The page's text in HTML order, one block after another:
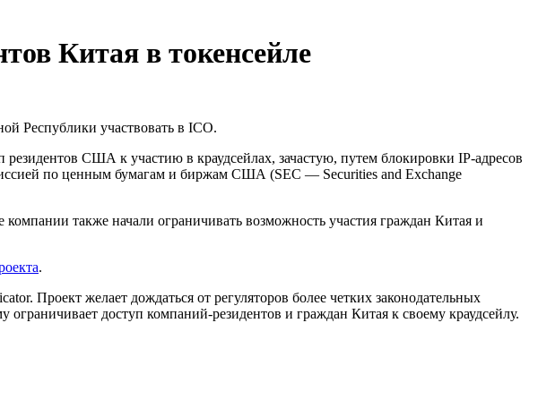
Китая в токенсейле
Республики участвовать в ICO.
США к участию в краудсейлах, зачастую, путем блокировки ІР-адресов
по ценным бумагам и биржам США (SEC — Securities and Exchange
также начали ограничивать возможность участия граждан Китая и
.
Проект желает дождаться от регуляторов более четких законодательных
доступ компаний-резидентов и граждан Китая к своему краудсейлу.